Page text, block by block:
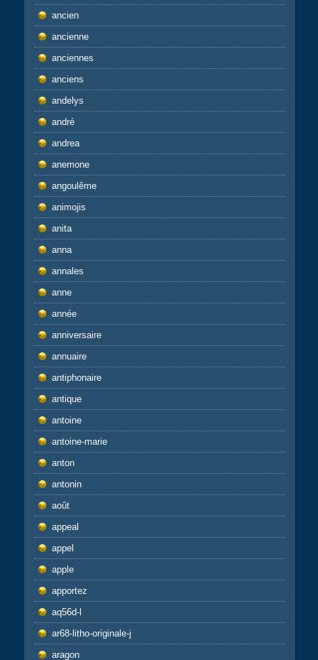
ancien
ancienne
anciennes
anciens
andelys
andré
andrea
anemone
angoulême
animojis
anita
anna
annales
anne
année
anniversaire
annuaire
antiphonaire
antique
antoine
antoine-marie
anton
antonin
août
appeal
appel
apple
apportez
aq56d-l
ar68-litho-originale-j
aragon